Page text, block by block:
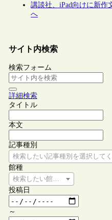
講談社、iPad向けに新作
へ
サイト内検索
検索フォーム
詳細検索
タイトル
本文
記事種別
検索したい記事種別を選択して
館種
検索したい館種を選択してくださ
投稿日
～